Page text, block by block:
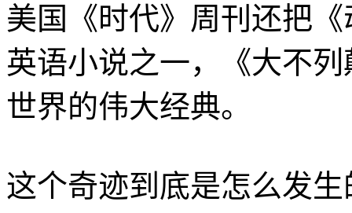
美国《时代》周刊还把
英语小说之一，《大不
世界的伟大经典。
这个奇迹到底是怎么发生